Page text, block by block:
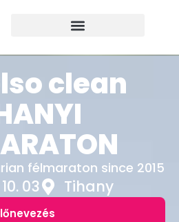
clean
félmaraton since 2015
03 Tihany